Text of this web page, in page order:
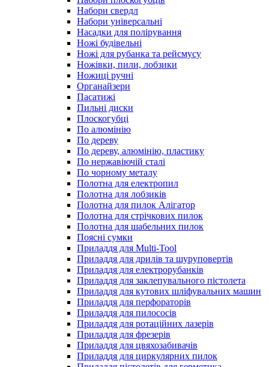
Набори свердл
Набори універсальні
Насадки для полірування
Ножі будівельні
Ножі для рубанка та рейсмусу
Ножівки, пили, лобзики
Ножиці ручні
Органайзери
Пасатижі
Пильні диски
Плоскогубці
По алюмінію
По дереву
По дереву, алюмінію, пластику
По нержавіючій сталі
По чорному металу
Полотна для електропил
Полотна для лобзиків
Полотна для пилок Алігатор
Полотна для стрічкових пилок
Полотна для шабельних пилок
Поясні сумки
Приладдя для Multi-Tool
Приладдя для дрилів та шуруповертів
Приладдя для електрорубанків
Приладдя для заклепувального пістолета
Приладдя для кутових шліфувальних машин
Приладдя для перфораторів
Приладдя для пилососів
Приладдя для ротаційних лазерів
Приладдя для фрезерів
Приладдя для цвяхозабивачів
Приладдя для циркулярних пилок